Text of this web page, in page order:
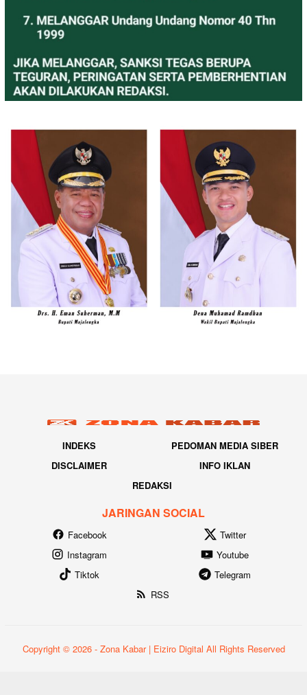
INDEKS
PEDOMAN MEDIA SIBER
DISCLAIMER
INFO IKLAN
REDAKSI
JARINGAN SOCIAL
Facebook
Twitter
Instagram
Youtube
Tiktok
Telegram
RSS
Copyright © 2026 - Zona Kabar | Eiziro Digital All Rights Reserved